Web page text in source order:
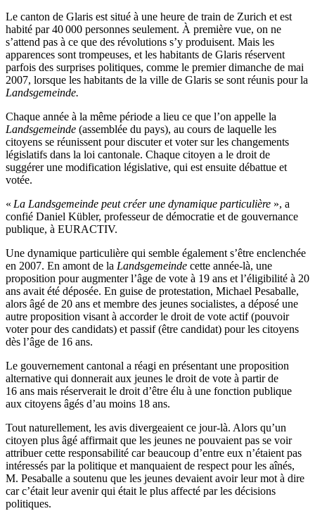
Le canton de Glaris est situé à une heure de train de Zurich et est
habité par 40 000 personnes seulement. À première vue, on ne
s’attend pas à ce que des révolutions s’y produisent. Mais les
apparences sont trompeuses, et les habitants de Glaris réservent
parfois des surprises politiques, comme le premier dimanche de mai
2007, lorsque les habitants de la ville de Glaris se sont réunis pour la
Landsgemeinde.
Chaque année à la même période a lieu ce que l’on appelle la
Landsgemeinde (assemblée du pays), au cours de laquelle les
citoyens se réunissent pour discuter et voter sur les changements
législatifs dans la loi cantonale. Chaque citoyen a le droit de
suggérer une modification législative, qui est ensuite débattue et
votée.
« La Landsgemeinde peut créer une dynamique particulière », a
confié Daniel Kübler, professeur de démocratie et de gouvernance
publique, à EURACTIV.
Une dynamique particulière qui semble également s’être enclenchée
en 2007. En amont de la Landsgemeinde cette année-là, une
proposition pour augmenter l’âge de vote à 19 ans et l’éligibilité à 20
ans avait été déposée. En guise de protestation, Michael Pesaballe,
alors âgé de 20 ans et membre des jeunes socialistes, a déposé une
autre proposition visant à accorder le droit de vote actif (pouvoir
voter pour des candidats) et passif (être candidat) pour les citoyens
dès l’âge de 16 ans.
Le gouvernement cantonal a réagi en présentant une proposition
alternative qui donnerait aux jeunes le droit de vote à partir de
16 ans mais réserverait le droit d’être élu à une fonction publique
aux citoyens âgés d’au moins 18 ans.
Tout naturellement, les avis divergeaient ce jour-là. Alors qu’un
citoyen plus âgé affirmait que les jeunes ne pouvaient pas se voir
attribuer cette responsabilité car beaucoup d’entre eux n’étaient pas
intéressés par la politique et manquaient de respect pour les aînés,
M. Pesaballe a soutenu que les jeunes devaient avoir leur mot à dire
car c’était leur avenir qui était le plus affecté par les décisions
politiques.